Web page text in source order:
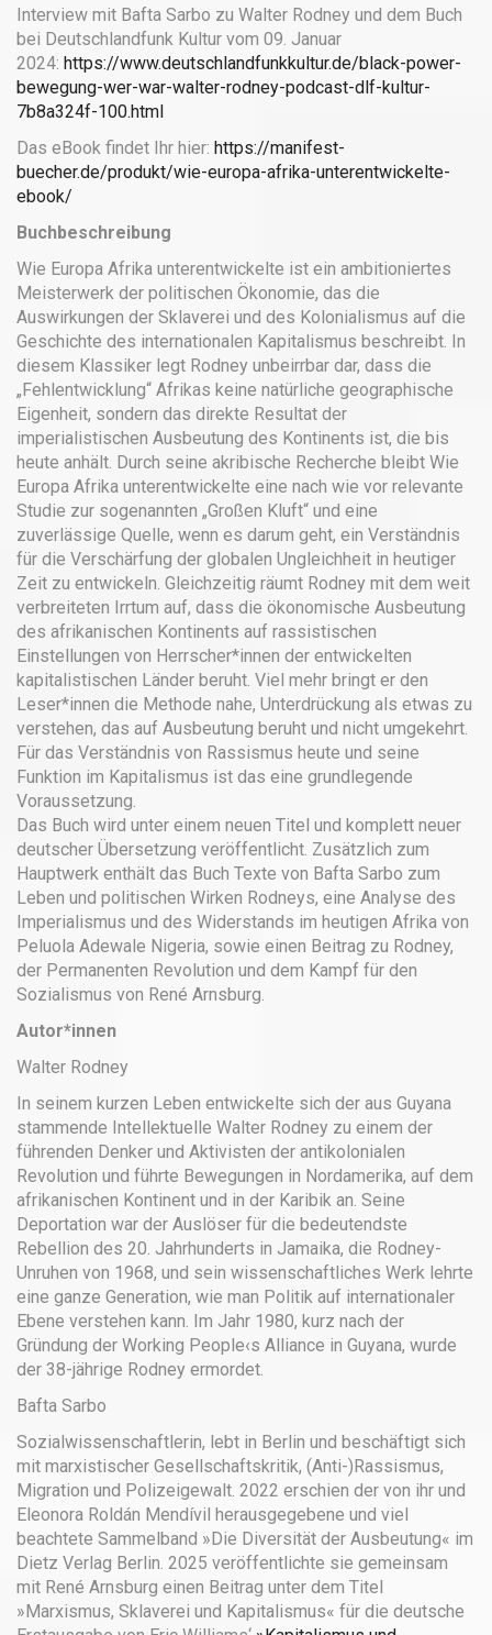
Interview mit Bafta Sarbo zu Walter Rodney und dem Buch
bei Deutschlandfunk Kultur vom 09. Januar
2024: https://www.deutschlandfunkkultur.de/black-power-
bewegung-wer-war-walter-rodney-podcast-dlf-kultur-
7b8a324f-100.html
Das eBook findet Ihr hier: https://manifest-
buecher.de/produkt/wie-europa-afrika-unterentwickelte-
ebook/
Buchbeschreibung
Wie Europa Afrika unterentwickelte ist ein ambitioniertes
Meisterwerk der politischen Ökonomie, das die
Auswirkungen der Sklaverei und des Kolonialismus auf die
Geschichte des internationalen Kapitalismus beschreibt. In
diesem Klassiker legt Rodney unbeirrbar dar, dass die
„Fehlentwicklung“ Afrikas keine natürliche geographische
Eigenheit, sondern das direkte Resultat der
imperialistischen Ausbeutung des Kontinents ist, die bis
heute anhält. Durch seine akribische Recherche bleibt Wie
Europa Afrika unterentwickelte eine nach wie vor relevante
Studie zur sogenannten „Großen Kluft“ und eine
zuverlässige Quelle, wenn es darum geht, ein Verständnis
für die Verschärfung der globalen Ungleichheit in heutiger
Zeit zu entwickeln. Gleichzeitig räumt Rodney mit dem weit
verbreiteten Irrtum auf, dass die ökonomische Ausbeutung
des afrikanischen Kontinents auf rassistischen
Einstellungen von Herrscher*innen der entwickelten
kapitalistischen Länder beruht. Viel mehr bringt er den
Leser*innen die Methode nahe, Unterdrückung als etwas zu
verstehen, das auf Ausbeutung beruht und nicht umgekehrt.
Für das Verständnis von Rassismus heute und seine
Funktion im Kapitalismus ist das eine grundlegende
Voraussetzung.
Das Buch wird unter einem neuen Titel und komplett neuer
deutscher Übersetzung veröffentlicht. Zusätzlich zum
Hauptwerk enthält das Buch Texte von Bafta Sarbo zum
Leben und politischen Wirken Rodneys, eine Analyse des
Imperialismus und des Widerstands im heutigen Afrika von
Peluola Adewale Nigeria, sowie einen Beitrag zu Rodney,
der Permanenten Revolution und dem Kampf für den
Sozialismus von René Arnsburg.
Autor*innen
Walter Rodney
In seinem kurzen Leben entwickelte sich der aus Guyana
stammende Intellektuelle Walter Rodney zu einem der
führenden Denker und Aktivisten der antikolonialen
Revolution und führte Bewegungen in Nordamerika, auf dem
afrikanischen Kontinent und in der Karibik an. Seine
Deportation war der Auslöser für die bedeutendste
Rebellion des 20. Jahrhunderts in Jamaika, die Rodney-
Unruhen von 1968, und sein wissenschaftliches Werk lehrte
eine ganze Generation, wie man Politik auf internationaler
Ebene verstehen kann. Im Jahr 1980, kurz nach der
Gründung der Working People‹s Alliance in Guyana, wurde
der 38-jährige Rodney ermordet.
Bafta Sarbo
Sozialwissenschaftlerin, lebt in Berlin und beschäftigt sich
mit marxistischer Gesellschaftskritik, (Anti-)Rassismus,
Migration und Polizeigewalt. 2022 erschien der von ihr und
Eleonora Roldán Mendívil herausgegebene und viel
beachtete Sammelband »Die Diversität der Ausbeutung« im
Dietz Verlag Berlin. 2025 veröffentlichte sie gemeinsam
mit René Arnsburg einen Beitrag unter dem Titel
»Marxismus, Sklaverei und Kapitalismus« für die deutsche